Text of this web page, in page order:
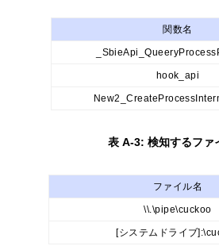
関数名
hook_api
表 A-3: 検知するファ
ファイル名
\\.\pipe\cuckoo
[システムドライブ